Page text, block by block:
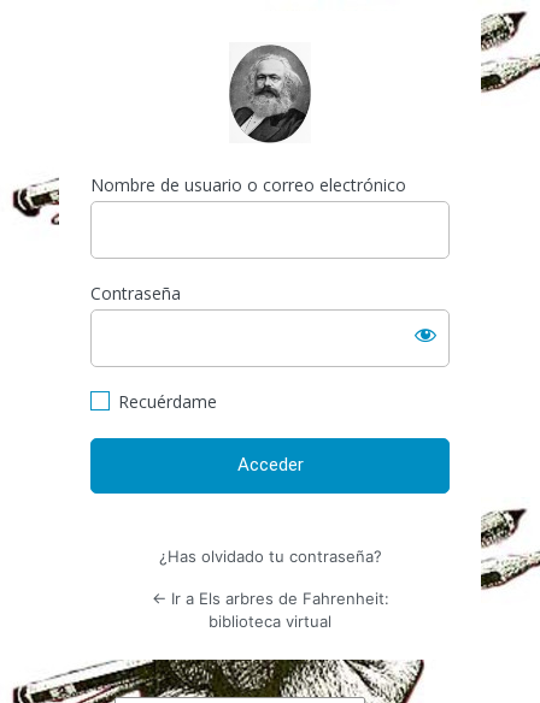
https://espai-marx.net/
Nombre de usuario o correo electrónico
Contraseña
Recuérdame
¿Has olvidado tu contraseña?
← Ir a Els arbres de Fahrenheit:
biblioteca virtual